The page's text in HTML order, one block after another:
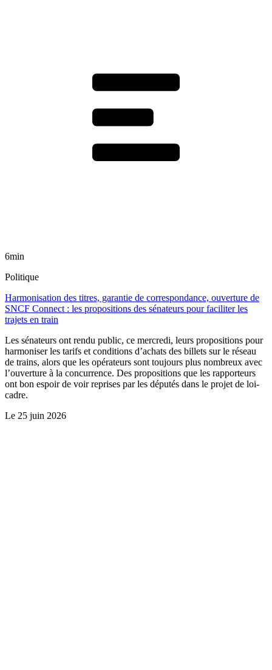
6min
Politique
Harmonisation des titres, garantie de correspondance, ouverture de
SNCF Connect : les propositions des sénateurs pour faciliter les
trajets en train
Les sénateurs ont rendu public, ce mercredi, leurs propositions pour
harmoniser les tarifs et conditions d’achats des billets sur le réseau
de trains, alors que les opérateurs sont toujours plus nombreux avec
l’ouverture à la concurrence. Des propositions que les rapporteurs
ont bon espoir de voir reprises par les députés dans le projet de loi-
cadre.
Le 25 juin 2026